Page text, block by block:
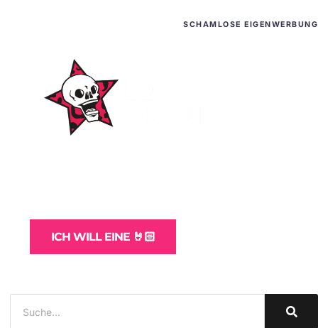
SCHAMLOSE EIGENWERBUNG
ICH WILL EINE 🤘🏻